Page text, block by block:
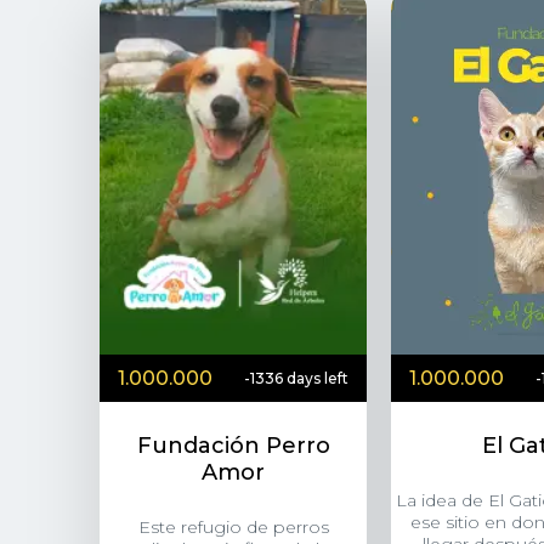
1.000.000 -1336 days left
Fundación Perro
Amor
Este refugio de perros
1.000.000
El
La idea de El
ese sitio en